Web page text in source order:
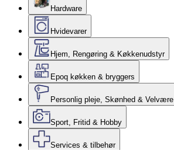
Hardware
Hvidevarer
Hjem, Rengøring & Køkkenudstyr
Epoq køkken & bryggers
Personlig pleje, Skønhed & Velvære
Sport, Fritid & Hobby
Services & tilbehør